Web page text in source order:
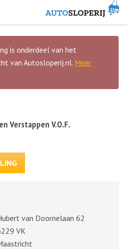
is onderdeel van het
van Autosloperij.nl. Meer
Verstappen V.O.F.
van Doornelaan 62
VK